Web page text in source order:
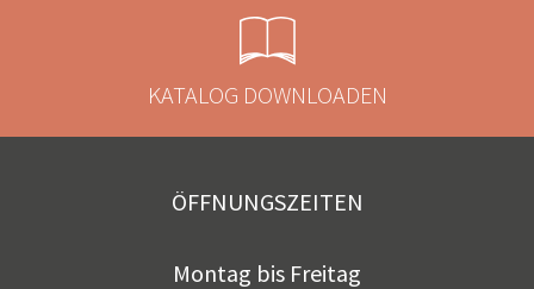
KATALOG DOWNLOADEN
ÖFFNUNGSZEITEN
Montag bis Freitag